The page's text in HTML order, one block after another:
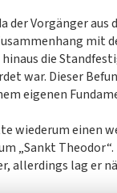
der Vorgänger aus
mit
die
war. Dieser
eigenen
wiederum einen
„Sankt
allerdings lag er